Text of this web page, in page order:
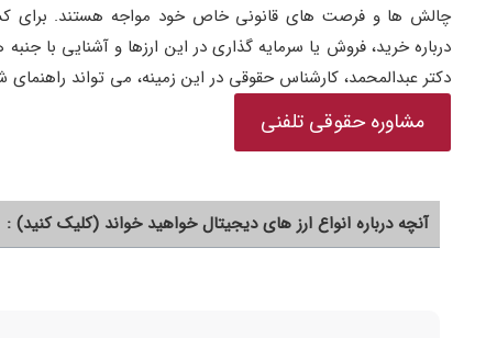
چالش ها و فرصت های قانونی خاص خود مواجه هستند. برای
درباره خرید، فروش یا سرمایه گذاری در این ارزها و آشنایی با
دکتر عبدالمحمد، کارشناس حقوقی در این زمینه، می تواند راهنمای
مشاوره حقوقی تلفنی
آنچه درباره انواع ارز های دیجیتال خواهید خواند (کلیک کنید) :